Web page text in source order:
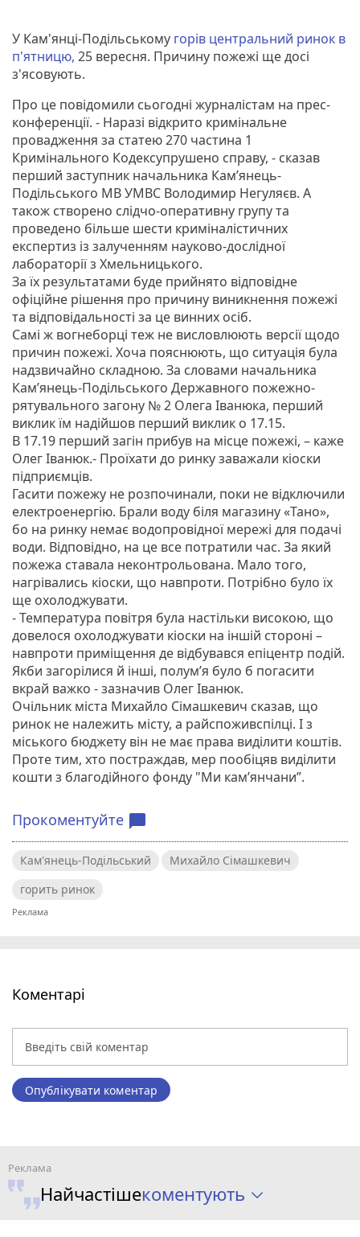
У Кам'янці-Подільському горів центральний ринок в
п'ятницю, 25 вересня. Причину пожежі ще досі
з'ясовують.
Про це повідомили сьогодні журналістам на прес-
конференції. - Наразі відкрито кримінальне
провадження за статею 270 частина 1
Кримінального Кодексупрушено справу, - сказав
перший заступник начальника Кам’янець-
Подільського МВ УМВС Володимир Негуляєв. А
також створено слідчо-оперативну групу та
проведено більше шести криміналістичних
експертиз із залученням науково-дослідної
лабораторії з Хмельницького.
За їх результатами буде прийнято відповідне
офіційне рішення про причину виникнення пожежі
та відповідальності за це винних осіб.
Самі ж вогнеборці теж не висловлюють версії щодо
причин пожежі. Хоча пояснюють, що ситуація була
надзвичайно складною. За словами начальника
Кам’янець-Подільського Державного пожежно-
рятувального загону № 2 Олега Іванюка, перший
виклик їм надійшов перший виклик о 17.15.
В 17.19 перший загін прибув на місце пожежі, – каже
Олег Іванюк.- Проїхати до ринку заважали кіоски
підприємців.
Гасити пожежу не розпочинали, поки не відключили
електроенергію. Брали воду біля магазину «Тано»,
бо на ринку немає водопровідної мережі для подачі
води. Відповідно, на це все потратили час. За який
пожежа ставала неконтрольована. Мало того,
нагрівались кіоски, що навпроти. Потрібно було їх
ще охолоджувати.
- Температура повітря була настільки високою, що
довелося охолоджувати кіоски на іншій стороні –
навпроти приміщення де відбувався епіцентр подій.
Якби загорілися й інші, полум’я було б погасити
вкрай важко - зазначив Олег Іванюк.
Очільник міста Михайло Сімашкевич сказав, що
ринок не належить місту, а райспоживспілці. І з
міського бюджету він не має права виділити коштів.
Проте тим, хто постраждав, мер пообіцяв виділити
кошти з благодійного фонду "Ми кам’янчани”.
Прокоментуйте chat_bubble
Кам'янець-Подільський
Михайло Сімашкевич
горить ринок
Коментарі
Опублікувати коментар
Найчастішекоментують